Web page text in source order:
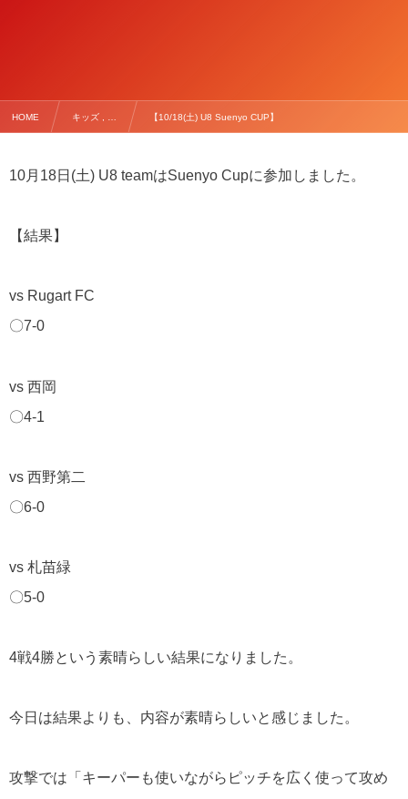
HOME キッズ , … 【10/18(土) U8 Suenyo CUP】
10月18日(土) U8 teamはSuenyo Cupに参加しました。
【結果】
vs Rugart FC
〇7-0
vs 西岡
〇4-1
vs 西野第二
〇6-0
vs 札苗緑
〇5-0
4戦4勝という素晴らしい結果になりました。
今日は結果よりも、内容が素晴らしいと感じました。
攻撃では「キーパーも使いながらピッチを広く使って攻め